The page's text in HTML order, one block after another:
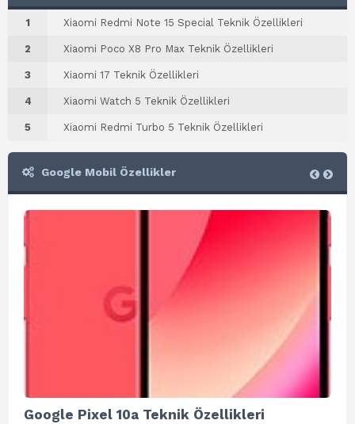
1 Xiaomi Redmi Note 15 Special Teknik Özellikleri
2 Xiaomi Poco X8 Pro Max Teknik Özellikleri
3 Xiaomi 17 Teknik Özellikleri
4 Xiaomi Watch 5 Teknik Özellikleri
5 Xiaomi Redmi Turbo 5 Teknik Özellikleri
Google Mobil Özellikler
Google Pixel 10a Teknik Özellikleri